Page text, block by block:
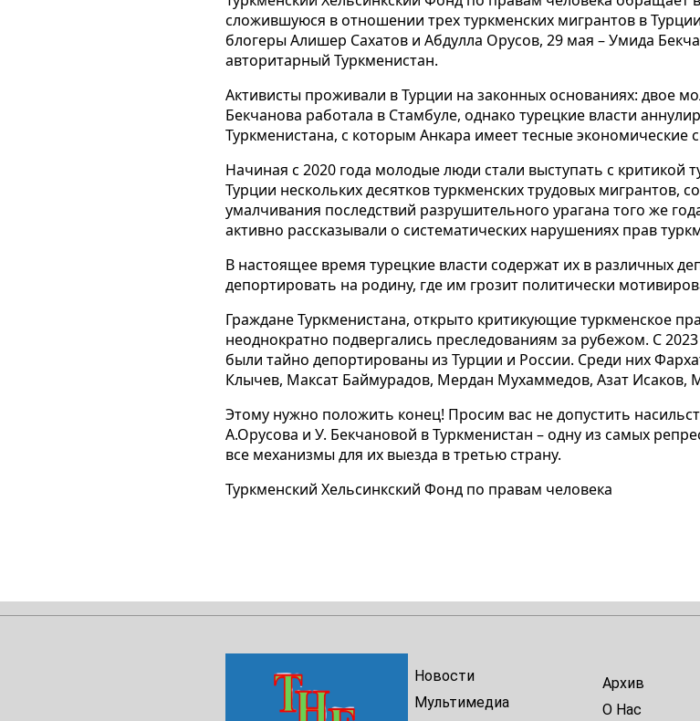
сложившуюся в отношении трех туркменских мигрантов в
блогерыАлишер Сахатов и Абдулла Орусов, 29 мая – Умида
авторитарный Туркменистан.
Активисты проживали в Турции на законных основаниях: двое
Бекчанова работала в Стамбуле, однако турецкие власти
Туркменистана, с которым Анкара имеет тесные экономические
Начиная с 2020 года молодые люди стали выступать с критикой
Турции нескольких десятков туркменских трудовых мигрантов,
умалчивания последствий разрушительного урагана того же
активно рассказывали о систематических нарушениях прав
В настоящее время турецкие власти содержат их в различных
депортировать на родину, где им грозит политически
Граждане Туркменистана, открыто критикующие туркменское
неоднократно подвергались преследованиям за рубежом. С
были тайно депортированы из Турции и России. Среди них
Клычев, Максат Баймурадов, Мердан Мухаммедов, Азат Исаков,
Этому нужно положить конец! Просим вас не допустить
А.Орусова и У. Бекчановой в Туркменистан – одну из самых
все механизмы для их выезда в третью страну.
Туркменский Хельсинкский Фонд по правам человека
Новости
Мультимедиа
Архив
О Нас